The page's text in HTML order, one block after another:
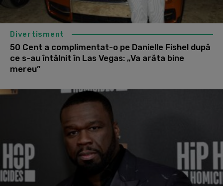
Divertisment
50 Cent a complimentat-o pe Danielle Fishel după
ce s-au întâlnit în Las Vegas: „Va arăta bine
mereu”